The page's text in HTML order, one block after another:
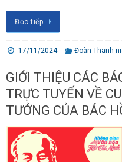
Đọc tiếp
17/11/2024 Đoàn Thanh
GIỚI THIỆU CÁC
TRỰC TUYẾN VỀ
TƯỞNG CỦA BÁC